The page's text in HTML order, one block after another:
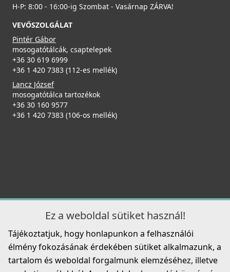
ELLECI - Csaptelep Volta G43 - Kifutó termék!
MGKVTA43
79 890 Ft
ELLECI - Csaptelep Stream Plus G43
MGKSTP43
119 990 Ft
125 990 Ft
Részletek
Részletek
H-P: 8:00 - 16:00-ig Szombat - Vasárnap ZÁRVA!
VEVŐSZOLGÁLAT
Pintér Gábor
mosogatótálcák, csaptelepek
+36 30 619 6999
+36 1 420 7383 (112-es mellék)
Lancz József
mosogatótálca tartozékok
+36 30 160 9577
+36 1 420 7383 (106-os mellék)
Ez a weboldal sütiket használ!
Tájékoztatjuk, hogy honlapunkon a felhasználói
élmény fokozásának érdekében sütiket alkalmazunk, a
tartalom és weboldal forgalmunk elemzéséhez, illetve